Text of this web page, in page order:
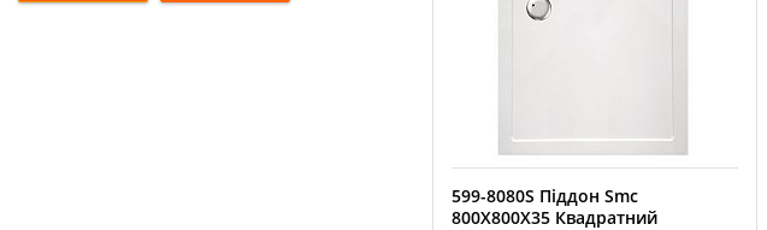
599-8080S Піддон Smc
800Х800Х35 Квадратний